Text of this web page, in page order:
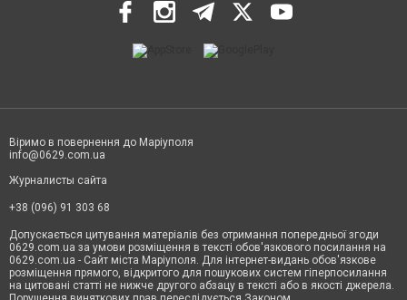
Віримо в повернення до Маріуполя
info@0629.com.ua
Журналисты сайта
+38 (096) 91 303 68
Допускається цитування матеріалів без отримання попередньої згоди
0629.com.ua за умови розміщення в тексті обов'язкового посилання на
0629.com.ua - Сайт міста Маріуполя. Для інтернет-видань обов'язкове
розміщення прямого, відкритого для пошукових систем гіперпосилання
на цитовані статті не нижче другого абзацу в тексті або в якості джерела.